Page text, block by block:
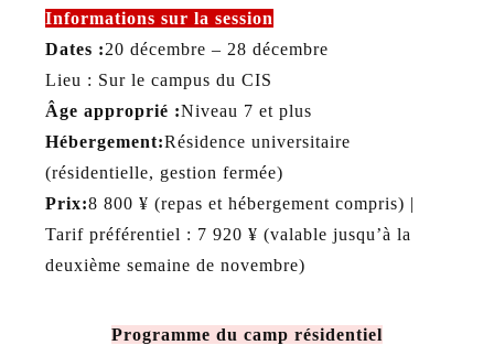
Informations sur la session
Dates :20 décembre – 28 décembre
Lieu : Sur le campus du CIS
Âge approprié :Niveau 7 et plus
Hébergement:Résidence universitaire
(résidentielle, gestion fermée)
Prix:8 800 ¥ (repas et hébergement compris) |
Tarif préférentiel : 7 920 ¥ (valable jusqu’à la
deuxième semaine de novembre)
Programme du camp résidentiel